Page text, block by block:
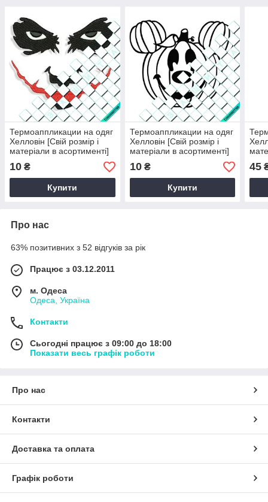
Термоаппликации на одяг
Хелловін [Свій розмір і
матеріали в асортименті]
10 ₴
Купити
Термоаппликации на одяг
Хелловін [Свій розмір і
матеріали в асортименті]
10₴
Купити
45
Про нас
63% позитивних з 52 відгуків за рік
Працює з 03.12.2011
м. Одеса
Одеса, Україна
Контакти
Сьогодні працює з 09:00 до 18:00
Показати весь графік роботи
Про нас
Контакти
Доставка та оплата
Графік роботи